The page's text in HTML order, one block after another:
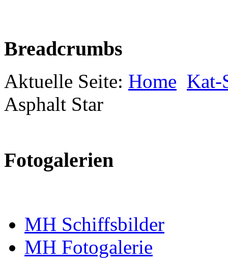
Breadcrumbs
Aktuelle Seite: Home Kat-
Asphalt Star
Fotogalerien
MH Schiffsbilder
MH Fotogalerie